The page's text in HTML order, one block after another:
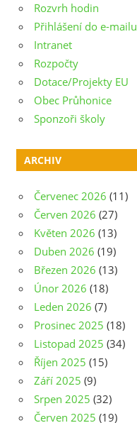
Rozvrh hodin
Přihlášení do e-mailu
Intranet
Rozpočty
Dotace/Projekty EU
Obec Průhonice
Sponzoři školy
ARCHIV
Červenec 2026 (11)
Červen 2026 (27)
Květen 2026 (13)
Duben 2026 (19)
Březen 2026 (13)
Únor 2026 (18)
Leden 2026 (7)
Prosinec 2025 (18)
Listopad 2025 (34)
Říjen 2025 (15)
Září 2025 (9)
Srpen 2025 (32)
Červen 2025 (19)